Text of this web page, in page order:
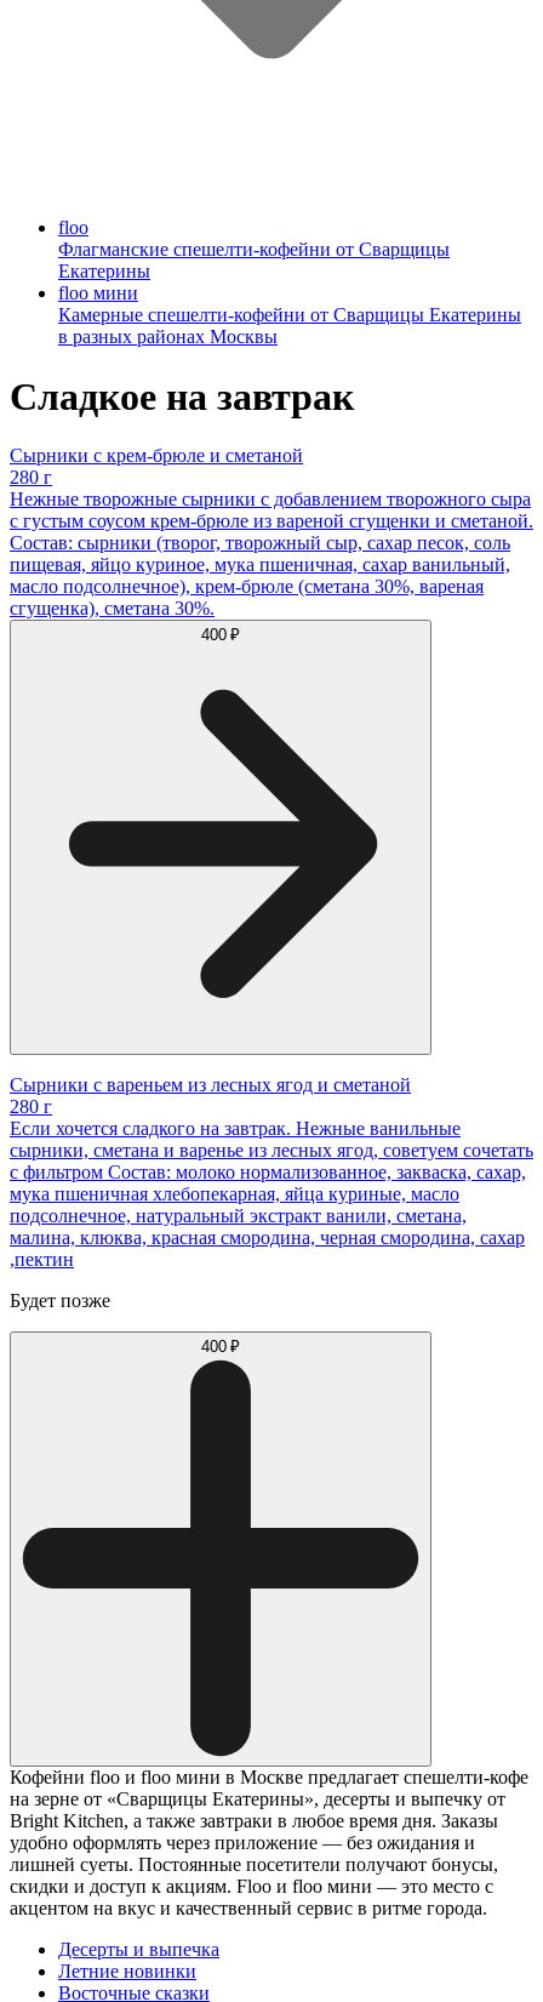
floo
Флагманские спешелти-кофейни от Сварщицы
Екатерины
floo мини
Камерные спешелти-кофейни от Сварщицы Екатерины
в разных районах Москвы
Сладкое на завтрак
Сырники с крем-брюле и сметаной
280 г
Нежные творожные сырники с добавлением творожного сыра
с густым соусом крем-брюле из вареной сгущенки и сметаной.
Состав: сырники (творог, творожный сыр, сахар песок, соль
пищевая, яйцо куриное, мука пшеничная, сахар ванильный,
масло подсолнечное), крем-брюле (сметана 30%, вареная
сгущенка), сметана 30%.
400 ₽
Сырники с вареньем из лесных ягод и сметаной
280 г
Если хочется сладкого на завтрак. Нежные ванильные
сырники, сметана и варенье из лесных ягод, советуем сочетать
с фильтром Состав: молоко нормализованное, закваска, сахар,
мука пшеничная хлебопекарная, яйца куриные, масло
подсолнечное, натуральный экстракт ванили, сметана,
малина, клюква, красная смородина, черная смородина, сахар
,пектин
Будет позже
400 ₽
Кофейни floo и floo мини в Москве предлагает спешелти-кофе
на зерне от «Сварщицы Екатерины», десерты и выпечку от
Bright Kitchen, а также завтраки в любое время дня. Заказы
удобно оформлять через приложение — без ожидания и
лишней суеты. Постоянные посетители получают бонусы,
скидки и доступ к акциям. Floo и floo мини — это место с
акцентом на вкус и качественный сервис в ритме города.
Десерты и выпечка
Летние новинки
Восточные сказки